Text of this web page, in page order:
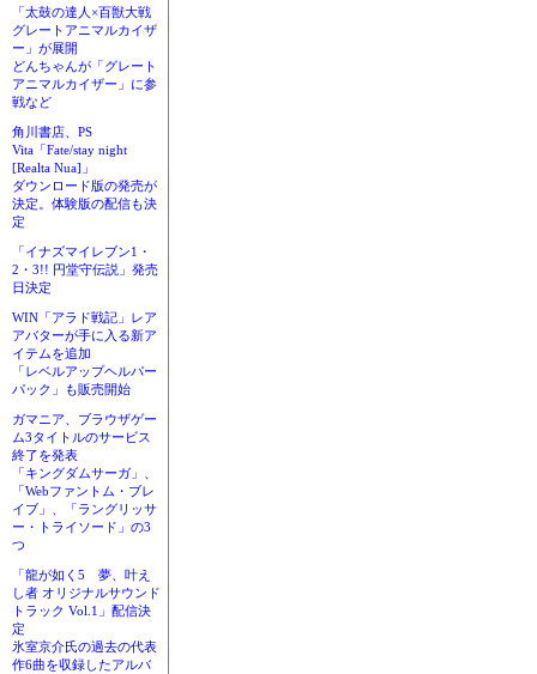
「太鼓の達人×百獣大戦
グレートアニマルカイザ
ー」が展開
どんちゃんが「グレート
アニマルカイザー」に参
戦など
角川書店、PS
Vita「Fate/stay night
[Realta Nua]」
ダウンロード版の発売が
決定。体験版の配信も決
定
「イナズマイレブン1・
2・3!! 円堂守伝説」発売
日決定
WIN「アラド戦記」レア
アバターが手に入る新ア
イテムを追加
「レベルアップヘルパー
パック」も販売開始
ガマニア、ブラウザゲー
ム3タイトルのサービス
終了を発表
「キングダムサーガ」、
「Webファントム・ブレ
イブ」、「ラングリッサ
ー・トライソード」の3
つ
「龍が如く5 夢、叶え
し者 オリジナルサウンド
トラック Vol.1」配信決
定
氷室京介氏の過去の代表
作6曲を収録したアルバ